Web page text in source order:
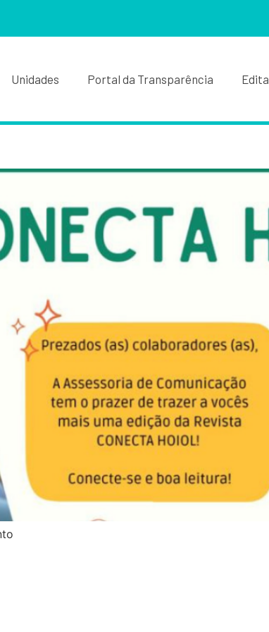
Unidades Portal da Transparência